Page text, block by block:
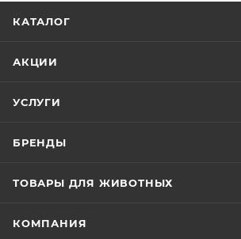
КАТАЛОГ
АКЦИИ
УСЛУГИ
БРЕНДЫ
ТОВАРЫ ДЛЯ ЖИВОТНЫХ
КОМПАНИЯ